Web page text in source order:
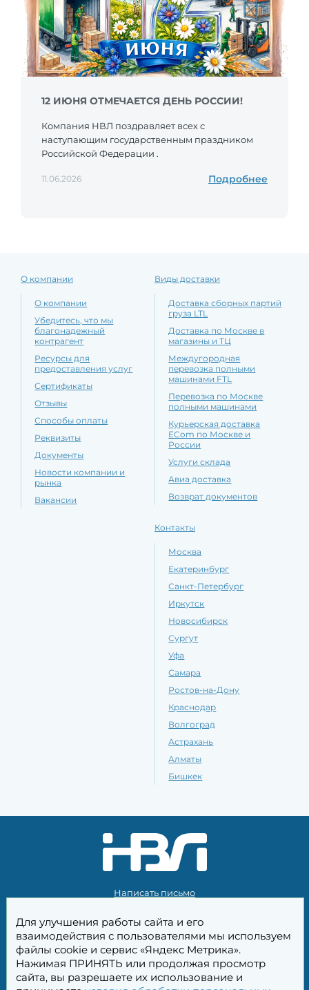
12 ИЮНЯ ОТМЕЧАЕТСЯ ДЕНЬ РОССИИ!
Компания НВЛ поздравляет всех с
наступающим государственным праздником
Российской Федерации .
11.06.2026 Подробнее
О компании
О компании
Убедитесь, что мы
благонадежный
контрагент
Ресурсы для
предоставления услуг
Сертификаты
Отзывы
Способы оплаты
Реквизиты
Документы
Новости компании и
рынка
Вакансии
Виды доставки
Доставка сборных партий
груза LTL
Доставка по Москве в
магазины и ТЦ
Междугородная
перевозка полными
машинами FTL
Перевозка по Москве
полными машинами
Курьерская доставка
ECom по Москве и
России
Услуги склада
Авиа доставка
Возврат документов
Контакты
Москва
Екатеринбург
Санкт-Петербург
Иркутск
Новосибирск
Сургут
Уфа
Самара
Ростов-на-Дону
Краснодар
Волгоград
Астрахань
Алматы
Бишкек
Написать письмо
Политика конфиденциальности
|
Обратная связь
Для улучшения работы сайта и его
взаимодействия с пользователями мы используем
файлы cookie и сервис «Яндекс Метрика».
Нажимая ПРИНЯТЬ или продолжая просмотр
сайта, вы разрешаете их использование и